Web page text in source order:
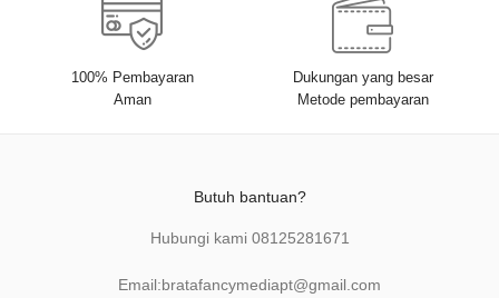
100% Pembayaran
Aman
Dukungan yang besar
Metode pembayaran
Butuh bantuan?
Hubungi kami 08125281671
Email:bratafancymediapt@gmail.com